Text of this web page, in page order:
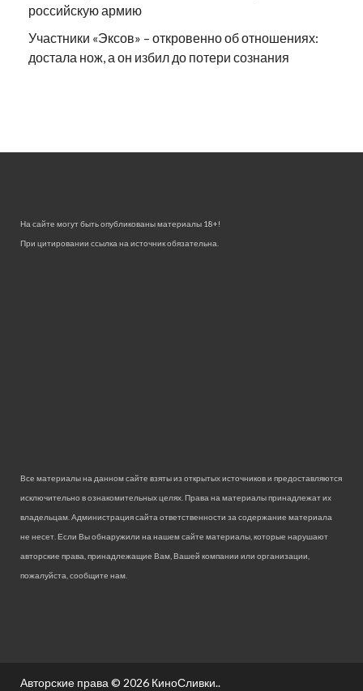
российскую армию
Участники «Эксов» – откровенно об отношениях:
достала нож, а он избил до потери сознания
На сайте могут быть опубликованы материалы 18+!
При цитировании ссылка на источник обязательна.
Все материалы на данном сайте взяты из открытых источников и предоставляются
исключительно в ознакомительных целях. Права на материалы принадлежат их
владельцам. Администрация сайта ответственности за содержание материала
не несет. Если Вы обнаружили на нашем сайте материалы, которые нарушают
авторские права, принадлежащие Вам, Вашей компании или организации,
пожалуйста, сообщите нам.
Авторские права © 2026 КиноСливки..